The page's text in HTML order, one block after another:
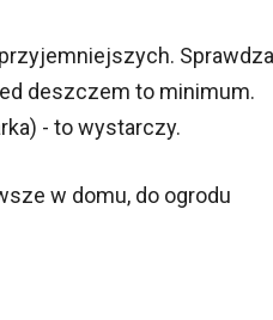
Sprawdza
deszczem to minimum.
- to wystarczy.
w domu, do ogrodu